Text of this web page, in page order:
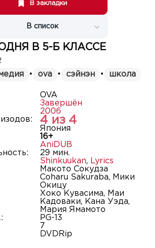
В закладки
В список
В 5-Б КЛАССЕ
• ova • сэйнэн • школа
OVA
Завершён
2006
4 из 4
Япония
16+
AniDUB
29 мин.
Shinkuukan, Lyrics
Макото Сокудза
Coharu Sakuraba, Мики
Окицу
Хоко Кувасима, Маи
Кадоваки, Кана Уэда,
Мария Ямамото
PG-13
7
DVDRip